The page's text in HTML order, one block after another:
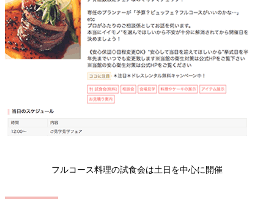
フルコース料理の試食会は土日を中心に開催